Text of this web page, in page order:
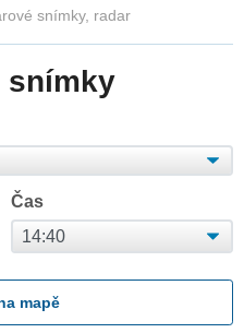
snímky, radar
snímky
Čas
mapě